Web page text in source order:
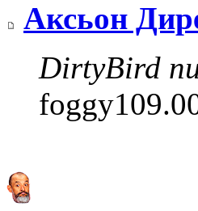
Аксьон
DirtyBird